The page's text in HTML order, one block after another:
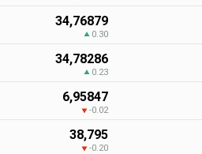
34,76879
0.30
34,78286
0.23
6,95847
-0.02
38,795
-0.20